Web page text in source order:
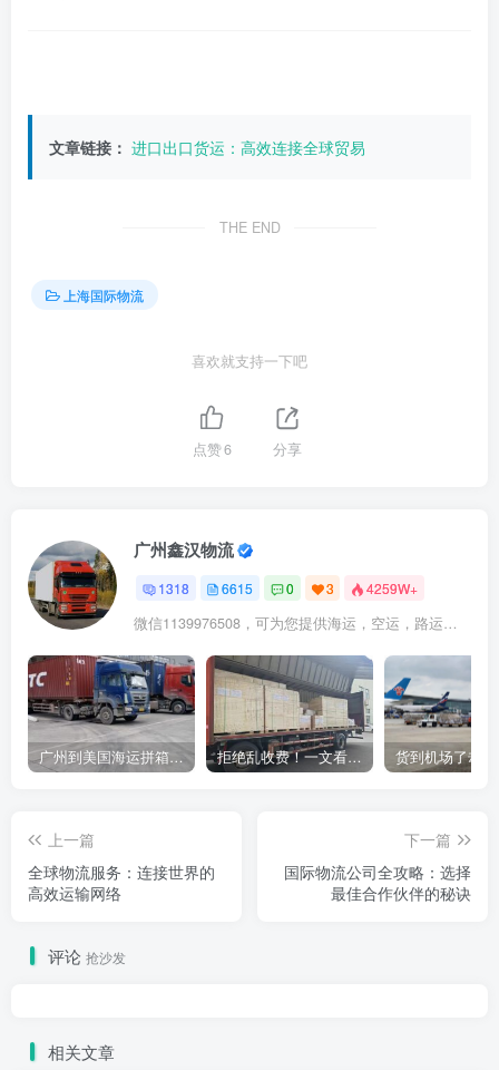
文章链接： 进口出口货运：高效连接全球贸易
THE END
上海国际物流
喜欢就支持一下吧
点赞6 分享
广州鑫汉物流
1318 6615 0 3 4259W+
微信1139976508，可为您提供海运，空运，路运，铁路运输
广州到美国海运拼箱多少钱？2024年最新运费构成+隐藏费用避坑指南 拒绝乱收费！一文看懂中国货代计费套路，教你避开所有隐形坑
上一篇
全球物流服务：连接世界的
高效运输网络
下一篇
国际物流公司全攻略：选择
最佳合作伙伴的秘诀
评论 抢沙发
相关文章